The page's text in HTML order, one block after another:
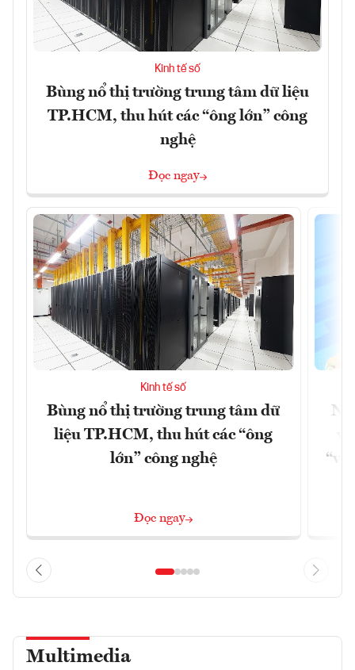
Kinh tế số
Bùng nổ thị trường trung tâm dữ liệu
TP.HCM, thu hút các “ông lớn” công
nghệ
Đọc ngay
Kinh tế số
Bùng nổ thị trường trung tâm dữ
liệu TP.HCM, thu hút các “ông
lớn” công nghệ
Đọc ngay
Multimedia